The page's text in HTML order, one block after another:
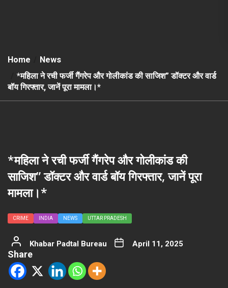
Home
News
*महिला ने रची फर्जी गैंगरेप और गोलीकांड की साजिश” डॉक्टर और वार्ड
बॉय गिरफ्तार, जानें पूरा मामला।*
*महिला ने रची फर्जी गैंगरेप और गोलीकांड की
साजिश” डॉक्टर और वार्ड बॉय गिरफ्तार, जानें पूरा
मामला।*
CRIME INDIA NEWS UTTAR PRADESH
Khabar Padtal Bureau April 11, 2025
Share